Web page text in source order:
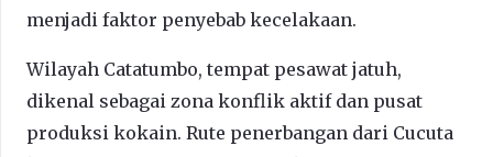
menjadi faktor penyebab kecelakaan.
Wilayah Catatumbo, tempat pesawat jatuh,
dikenal sebagai zona konflik aktif dan pusat
produksi kokain. Rute penerbangan dari Cucuta